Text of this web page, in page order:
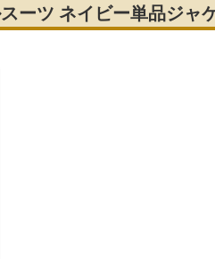
ーツ ネイビー単品ジャ